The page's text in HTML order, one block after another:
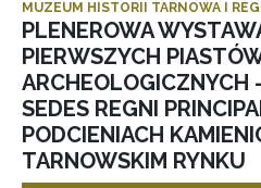
MUZEUM HISTORII TARNOWA I
PLENEROWA
PIERWSZYCH
ARCHEOLOGICZNYCH
SEDES REGNI
PODCIENIACH
TARNOWSKIM RYNKU